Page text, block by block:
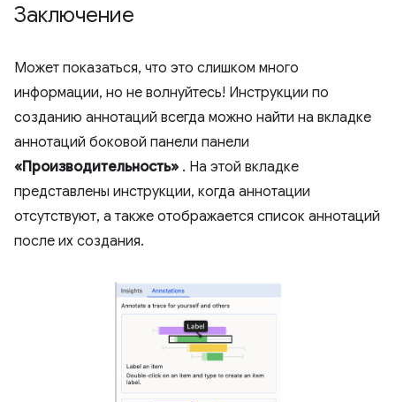
Заключение
Может показаться, что это слишком много
информации, но не волнуйтесь! Инструкции по
созданию аннотаций всегда можно найти на вкладке
аннотаций боковой панели панели
«Производительность» . На этой вкладке
представлены инструкции, когда аннотации
отсутствуют, а также отображается список аннотаций
после их создания.